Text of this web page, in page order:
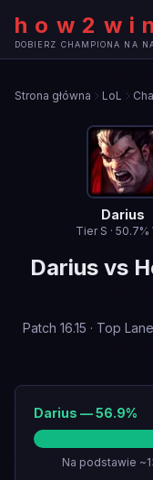
how2win
DOBIERZ CHAMPIONA NA
Strona główna LoL
Darius
Tier S · 50.7%
Darius vs
Patch 16.15 · Top Lane
Darius —56.9%
Na podstawie